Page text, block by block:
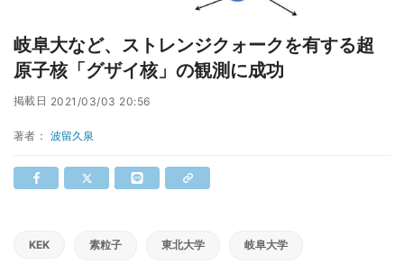
岐阜大など、ストレンジクォークを有する超
原子核「グザイ核」の観測に成功
掲載日 2021/03/03 20:56
著者： 波留久泉
KEK 素粒子 東北大学 岐阜大学